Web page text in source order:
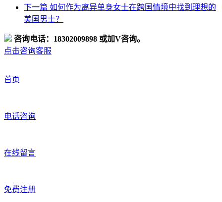
下一篇 如何作为离异单身女士在跨国情境中找到理想的
美国男士？
咨询电话：18302009898 或加V咨询。
点击咨询客服
首页
电话咨询
在线留言
免费注册